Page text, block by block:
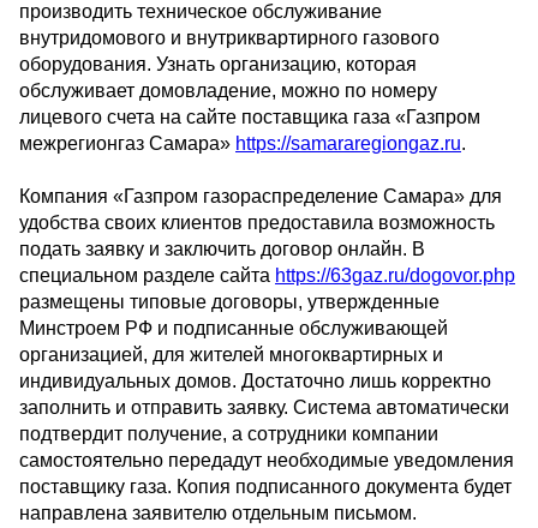
производить техническое обслуживание
внутридомового и внутриквартирного газового
оборудования. Узнать организацию, которая
обслуживает домовладение, можно по номеру
лицевого счета на сайте поставщика газа «Газпром
межрегионгаз Самара» https://samararegiongaz.ru.
Компания «Газпром газораспределение Самара» для
удобства своих клиентов предоставила возможность
подать заявку и заключить договор онлайн. В
специальном разделе сайта https://63gaz.ru/dogovor.php
размещены типовые договоры, утвержденные
Минстроем РФ и подписанные обслуживающей
организацией, для жителей многоквартирных и
индивидуальных домов. Достаточно лишь корректно
заполнить и отправить заявку. Система автоматически
подтвердит получение, а сотрудники компании
самостоятельно передадут необходимые уведомления
поставщику газа. Копия подписанного документа будет
направлена заявителю отдельным письмом.